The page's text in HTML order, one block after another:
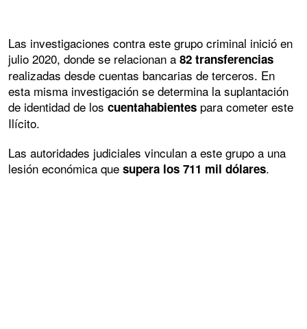
Las investigaciones contra este grupo criminal inició en
julio 2020, donde se relacionan a 82 transferencias
realizadas desde cuentas bancarias de terceros. En
esta misma investigación se determina la suplantación
de identidad de los cuentahabientes para cometer este
Ilícito.
Las autoridades judiciales vinculan a este grupo a una
lesión económica que supera los 711 mil dólares.